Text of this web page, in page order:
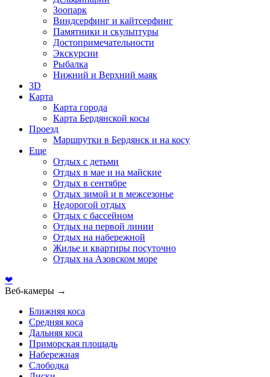
Зоопарк
Виндсерфинг и кайтсерфинг
Памятники и скульптуры
Достопримечательности
Экскурсии
Рыбалка
Нижний и Верхний маяк
3D
Карта
Карта города
Карта Бердянской косы
Проезд
Маршрутки в Бердянск и на косу
Еще
Отдых с детьми
Отдых в мае и на майские
Отдых в сентябре
Отдых зимой и в межсезонье
Недорогой отдых
Отдых с бассейном
Отдых на первой линии
Отдых на набережной
Жилье и квартиры посуточно
Отдых на Азовском море
❤
Веб-камеры →
Ближняя коса
Средняя коса
Дальняя коса
Приморская площадь
Набережная
Слободка